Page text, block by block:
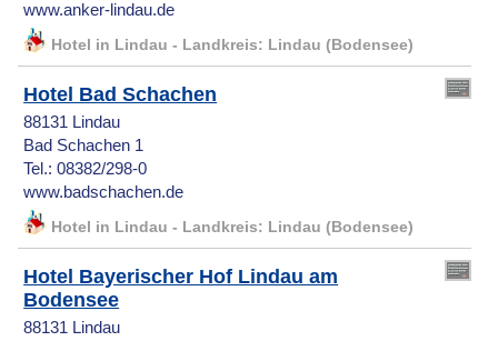
www.anker-lindau.de
Hotel in Lindau - Landkreis: Lindau (Bodensee)
Hotel Bad Schachen
88131 Lindau
Bad Schachen 1
Tel.: 08382/298-0
www.badschachen.de
Hotel in Lindau - Landkreis: Lindau (Bodensee)
Hotel Bayerischer Hof Lindau am
Bodensee
88131 Lindau